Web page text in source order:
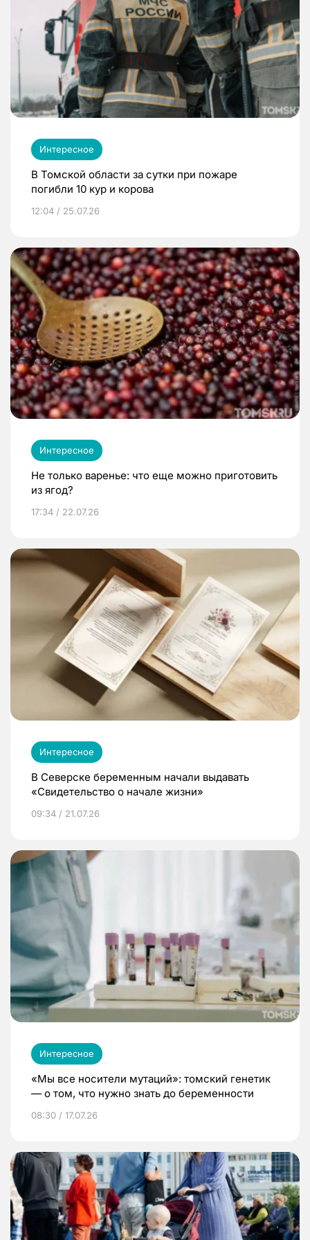
Интересное
В Томской области за сутки при пожаре
погибли 10 кур и корова
12:04 / 25.07.26
Интересное
Не только варенье: что еще можно приготовить
из ягод?
17:34 / 22.07.26
Интересное
В Северске беременным начали выдавать
«Свидетельство о начале жизни»
09:34 / 21.07.26
Интересное
«Мы все носители мутаций»: томский генетик
— о том, что нужно знать до беременности
08:30 / 17.07.26